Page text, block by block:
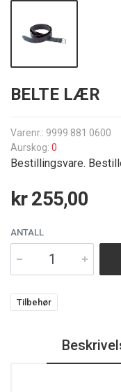
BELTE LÆR
Varenr.: 9999 881 0600
Aurskog: 0
Bestillingsvare.
kr 255,00
ANTALL
Tilbehør